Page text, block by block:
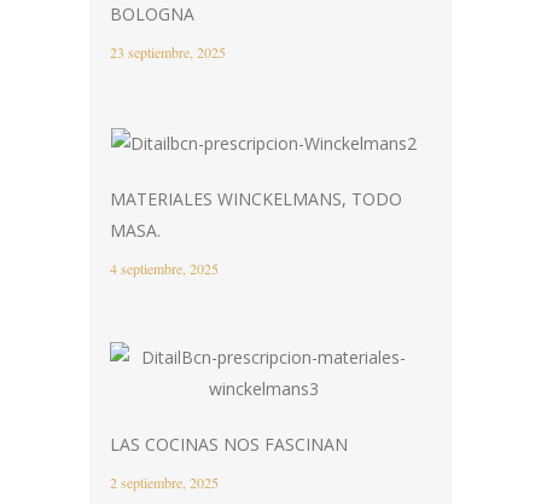
BOLOGNA
23 septiembre, 2025
MATERIALES WINCKELMANS, TODO
MASA.
4 septiembre, 2025
LAS COCINAS NOS FASCINAN
2 septiembre, 2025